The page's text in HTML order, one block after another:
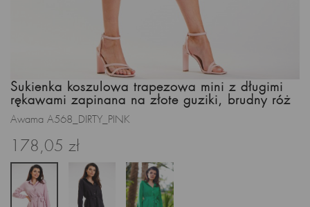
Sukienka koszulowa trapezowa mini z długimi
rękawami zapinana na złote guziki, brudny róż
Awama A568_DIRTY_PINK
178,05 zł